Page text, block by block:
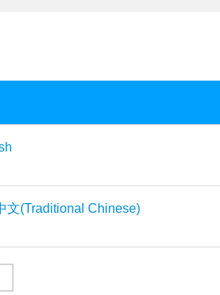
文(Traditional Chinese)